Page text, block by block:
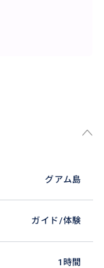
グアム島
ガイド/体験
1時間